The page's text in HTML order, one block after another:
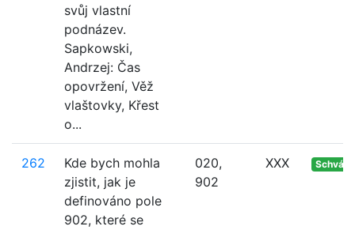
svůj vlastní
podnázev.
Sapkowski,
Andrzej: Čas
opovržení, Věž
vlaštovky, Křest
o...
262
Kde bych mohla
zjistit, jak je
definováno pole
902, které se
020,
902
XXX